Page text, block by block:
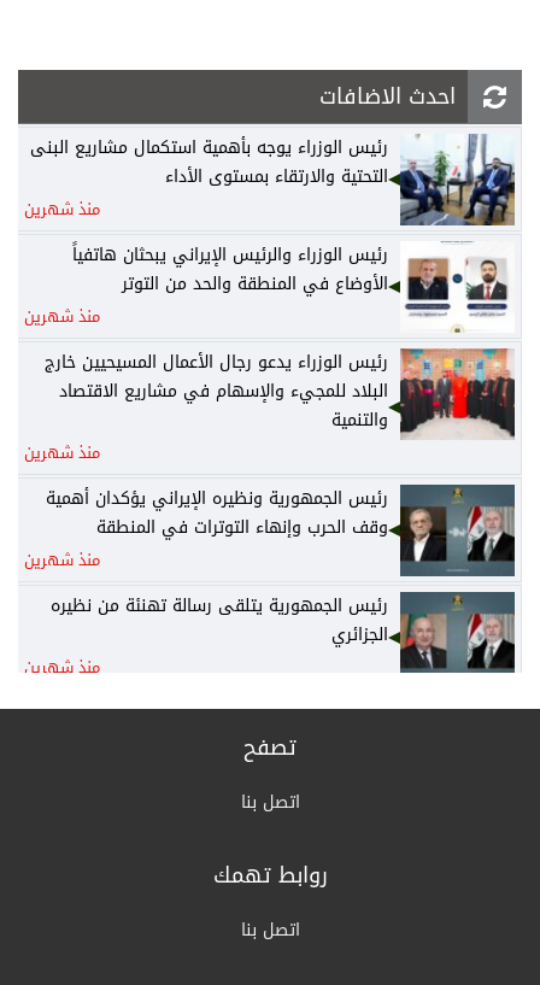
احدث الاضافات
رئيس الوزراء يوجه بأهمية استكمال مشاريع البنى
التحتية والارتقاء بمستوى الأداء
منذ شهرين
رئيس الوزراء والرئيس الإيراني يبحثان هاتفياً
الأوضاع في المنطقة والحد من التوتر
منذ شهرين
رئيس الوزراء يدعو رجال الأعمال المسيحيين خارج
البلاد للمجيء والإسهام في مشاريع الاقتصاد
والتنمية
منذ شهرين
رئيس الجمهورية ونظيره الإيراني يؤكدان أهمية
وقف الحرب وإنهاء التوترات في المنطقة
منذ شهرين
رئيس الجمهورية يتلقى رسالة تهنئة من نظيره
الجزائري
منذ شهرين
رئيس الوزراء يكلف وزير المالية نائباً عنه لرئاسة
المجلس الوزاري للاقتصاد
الخارجية: أمن واستقرار دول الخليج يُعدّ جزءاً لا
القرارات الكاملة لجلسة مجلس الوزراء اليوم
تصفح
اتصل بنا
روابط تهمك
اتصل بنا